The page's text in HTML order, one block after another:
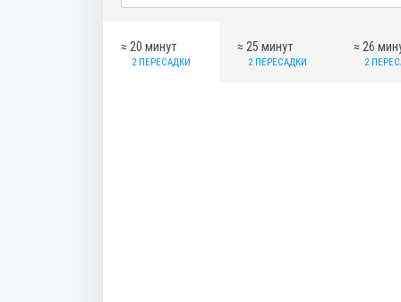
≈ 20 минут
2 ПЕРЕСАДКИ
≈ 25 минут
2 ПЕРЕСАДКИ
≈ 26
2